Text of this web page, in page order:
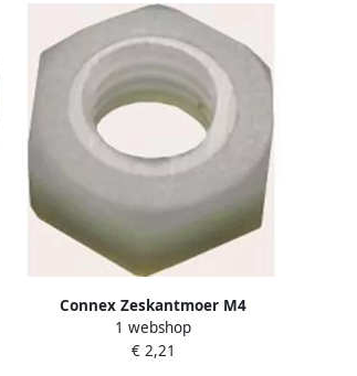
Connex Zeskantmoer M4
Polyamide 20St Pa KY4220054
1 webshop
€ 2,21